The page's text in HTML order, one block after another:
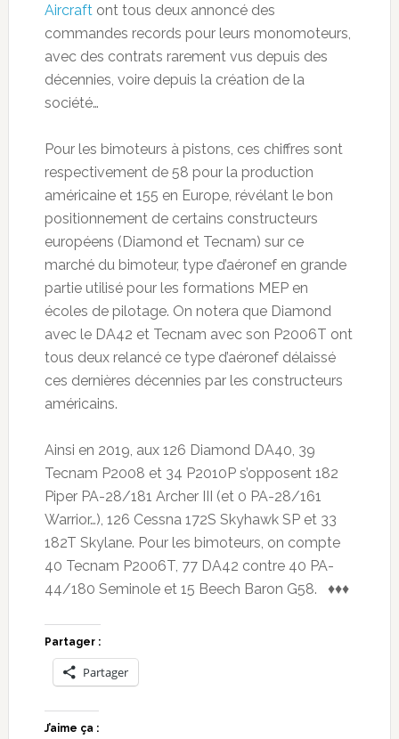
Aircraftont tous deux annoncé des
commandes records pour leurs monomoteurs,
avec des contrats rarement vus depuis des
décennies, voire depuis la création de la
société…
Pour les bimoteurs à pistons, ces chiffres sont
respectivement de 58 pour la production
américaine et 155 en Europe, révélant le bon
positionnement de certains constructeurs
européens (Diamond et Tecnam) sur ce
marché du bimoteur, type d’aéronef en grande
partie utilisé pour les formations MEP en
écoles de pilotage. On notera que Diamond
avec le DA42 et Tecnam avec son P2006T ont
tous deux relancé ce type d’aéronef délaissé
ces dernières décennies par les constructeurs
américains.
Ainsi en 2019, aux 126 Diamond DA40, 39
Tecnam P2008 et 34 P2010P s’opposent 182
Piper PA-28/181 Archer III (et 0 PA-28/161
Warrior…), 126 Cessna 172S Skyhawk SP et 33
182T Skylane. Pour les bimoteurs, on compte
40 Tecnam P2006T, 77 DA42 contre 40 PA-
44/180 Seminole et 15 Beech Baron G58. ♦♦♦
Partager :
Partager
J’aime ça :